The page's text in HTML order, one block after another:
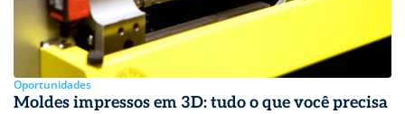
Oportunidades
Moldes impressos em 3D: tudo o que você precisa